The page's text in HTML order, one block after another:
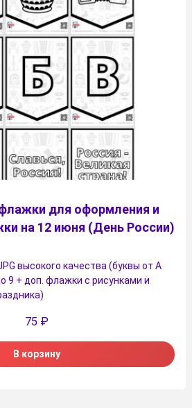
для оформления и
на 12 июня (День России)
высокого качества (буквы от А
9 + доп. флажки с рисунками и
75 ₽
В корзину